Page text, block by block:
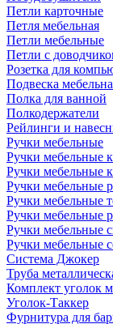
Петли карточные
Петля мебельная
Петли мебельные
Петли с
Розетка для
Подвеска
Полка для ванной
Полкодержатели
Рейлинги и
Ручки мебельные
Ручки мебельные
Ручки мебельные
Ручки мебельные
Ручки мебельные
Ручки мебельные
Ручки мебельные
Ручки мебельные
Система Джокер
Труба
Комплект уголок
Уголок-Таккер
Фурнитура для